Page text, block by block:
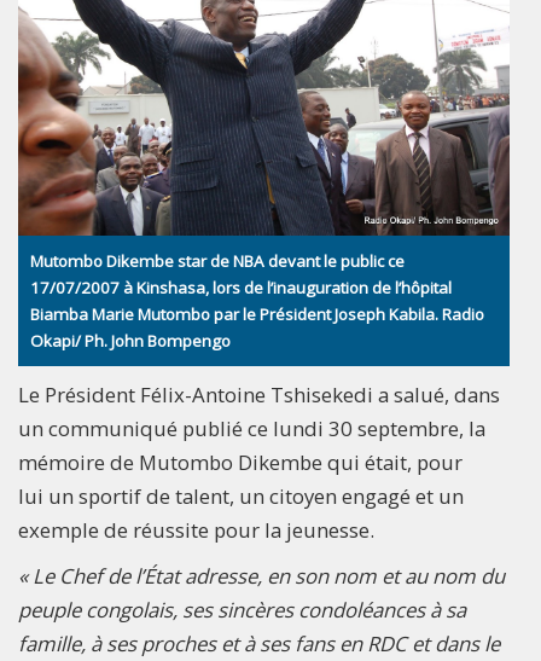
Mutombo Dikembe star de NBA devant le public ce
17/07/2007 à Kinshasa, lors de l’inauguration de l’hôpital
Biamba Marie Mutombo par le Président Joseph Kabila. Radio
Okapi/ Ph. John Bompengo
Le Président Félix-Antoine Tshisekedi a salué, dans
un communiqué publié ce lundi 30 septembre, la
mémoire de Mutombo Dikembe qui était, pour
lui un sportif de talent, un citoyen engagé et un
exemple de réussite pour la jeunesse.
« Le Chef de l’État adresse, en son nom et au nom du
peuple congolais, ses sincères condoléances à sa
famille, à ses proches et à ses fans en RDC et dans le